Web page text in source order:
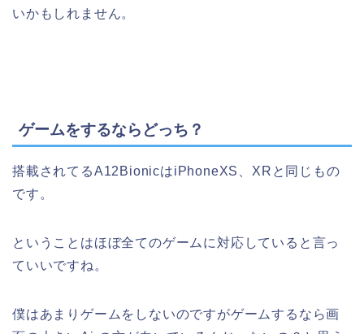
いかもしれません。
ゲームをするならどっち？
搭載されてるA12BionicはiPhoneXS、XRと同じもの
です。
ということはほぼ全てのゲームに対応していると言っ
ていいですね。
僕はあまりゲームをしないのですがゲームするなら画